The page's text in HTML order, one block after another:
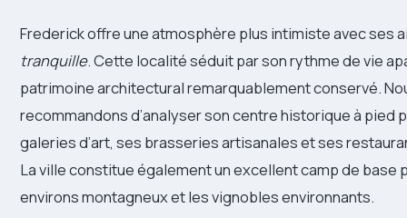
Frederick offre une atmosphère plus intimiste avec ses
tranquille. Cette localité séduit par son rythme de vie
patrimoine architectural remarquablement conservé.
recommandons d’analyser son centre historique à pied
galeries d’art, ses brasseries artisanales et ses
La ville constitue également un excellent camp de base
environs montagneux et les vignobles environnants.